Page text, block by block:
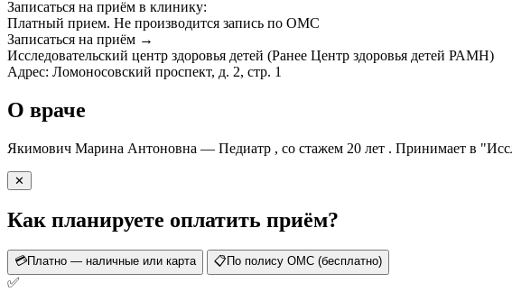
Записаться на приём в клинику:
Платный прием. Не производится запись по ОМС
Записаться на приём →
Исследовательский центр здоровья детей (Ранее Центр здоровья детей РАМН)
Адрес: Ломоносовский проспект, д. 2, стр. 1
О враче
Якимович Марина Антоновна — Педиатр , со стажем 20 лет . Принимает в
✕
Как планируете оплатить приём?
💳Платно — наличные или карта 📋 По полису ОМС (бесплатно)
✅